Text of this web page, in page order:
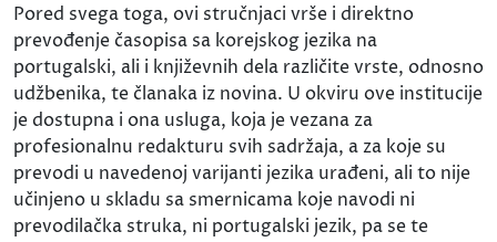
Pored svega toga, ovi stručnjaci vrše i direktno
prevođenje časopisa sa korejskog jezika na
portugalski, ali i književnih dela različite vrste, odnosno
udžbenika, te članaka iz novina. U okviru ove institucije
je dostupna i ona usluga, koja je vezana za
profesionalnu redakturu svih sadržaja, a za koje su
prevodi u navedenoj varijanti jezika urađeni, ali to nije
učinjeno u skladu sa smernicama koje navodi ni
prevodilačka struka, ni portugalski jezik, pa se te